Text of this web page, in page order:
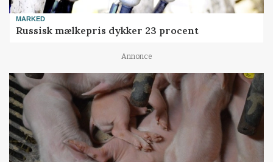
MARKED
Russisk mælkepris dykker 23 procent
Annonce